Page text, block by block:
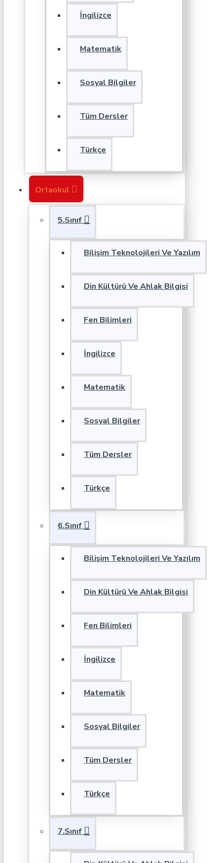
İngilizce
Matematik
Sosyal Bilgiler
Tüm Dersler
Türkçe
Ortaokul
5.Sınıf
Bilişim Teknolojileri Ve Yazılım
Din Kültürü Ve Ahlak Bilgisi
Fen Bilimleri
İngilizce
Matematik
Sosyal Bilgiler
Tüm Dersler
Türkçe
6.Sınıf
Bilişim Teknolojileri Ve Yazılım
Din Kültürü Ve Ahlak Bilgisi
Fen Bilimleri
İngilizce
Matematik
Sosyal Bilgiler
Tüm Dersler
Türkçe
7.Sınıf